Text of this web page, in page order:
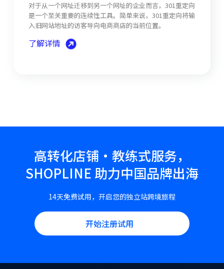
对于从一个网址迁移到另一个网址的企业而言，301重定向
是一个至关重要的连续性工具。简单来说，301重定向将输
入旧网站地址的访客导向电商商店的当前位置。
了解详情
高转化店铺·教练式服务，
SHOPLINE 助力中国品牌出海
14天免费试用，开启您的独立站跨境旅程
开始注册试用